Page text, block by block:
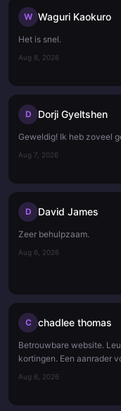
W Waguri Kaokuro
Het is snel.
Aug 8, 2026
D Dorji Gyeltshen
Geweldig! Ik heb zoveel
Aug 7, 2026
D David James
Zeer behulpzaam.
Aug 6, 2026
C chadlee thomas
Betrouwbare website.
kortingen. Een aanrader
Aug 6, 2026